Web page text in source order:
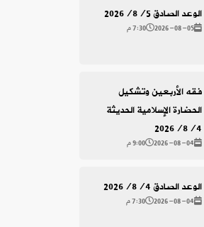
الوعد الصادق 2026/8/5
2026-08-05 7:30 م
فقه الأربعين وتشكيل
الحضارة الإسلامية الحديثة
2026/8/4
2026-08-04 9:00 م
الوعد الصادق 2026/8/4
2026-08-04 7:30 م